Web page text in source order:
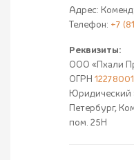
Адрес:
Телефон: +7
Реквизиты:
ООО «Пхали
ОГРН
Юридический
Петербург,
пом. 25Н